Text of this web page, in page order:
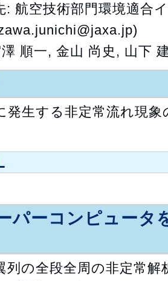
: 航空技術部門環境適
順一, 金山 尚史, 山下
発生する非定常流れ現
パーコンピュータ
列の全段全周の非定常